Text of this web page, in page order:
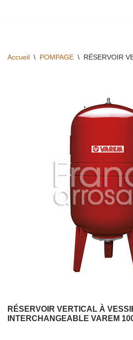
contenu
Accueil \ POMPAGE \ RÉSERVOIR
RÉSERVOIR VERTICAL À
INTERCHANGEABLE VAREM